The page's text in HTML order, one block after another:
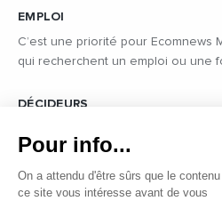
EMPLOI
C’est une priorité pour Ecomnews
qui recherchent un emploi ou une
DÉCIDEURS
Quels sont les décideurs qui font
politique des pays du pourtour de
Pour info...
On a attendu d'être sûrs que le
ce site vous intéresse avant de vous